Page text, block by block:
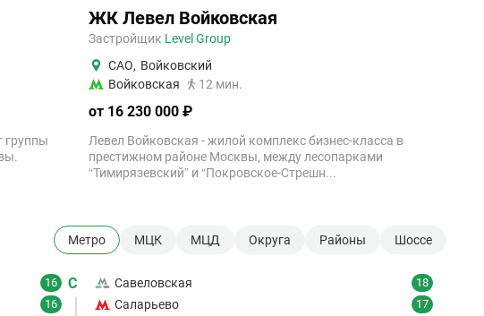
группы
ЖК Левел Войковская
Застройщик Level Group
САО, Войковский
Войковская
12 мин.
от 16 230 000 ₽
Левел Войковская - жилой комплекс бизнес-класса в
престижном районе Москвы, между лесопарками
“Тимирязевский” и “Покровское-Стрешн...
Метро МЦК МЦД Округа Районы Шоссе
16
16
С Савеловская 18
Саларьево 17